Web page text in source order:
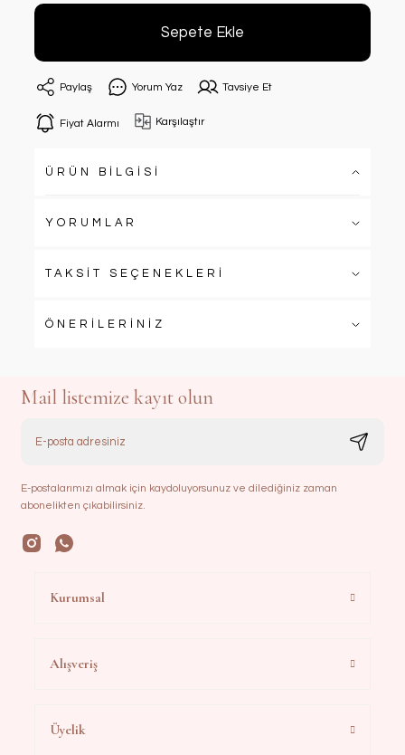
Sepete Ekle
Paylaş Yorum Yaz Tavsiye Et
Fiyat Alarmı Karşılaştır
ÜRÜN BİLGİSİ
YORUMLAR
TAKSİT SEÇENEKLERİ
ÖNERİLERİNİZ
Mail listemize kayıt olun
E-postalarımızı almak için kaydoluyorsunuz ve dilediğiniz zaman
abonelikten çıkabilirsiniz.
Kurumsal
Alışveriş
Üyelik